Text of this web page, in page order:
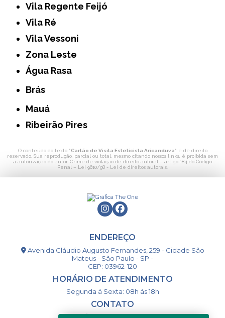
Vila Regente Feijó
Vila Ré
Vila Vessoni
Zona Leste
Água Rasa
Brás
Mauá
Ribeirão Pires
O conteúdo do texto "Cartão de Visita Esteticista Aricanduva" é de direito
reservado. Sua reprodução, parcial ou total, mesmo citando nossos links, é proibida sem
a autorização do autor. Crime de violação de direito autoral – artigo 184 do Código
Penal – Lei 9610/98 - Lei de direitos autorais
ENDEREÇO
Avenida Cláudio Augusto Fernandes, 259 - Cidade São
Mateus - São Paulo - SP -
CEP: 03962-120
HORÁRIO DE ATENDIMENTO
Segunda á Sexta: 08h ás 18h
CONTATO